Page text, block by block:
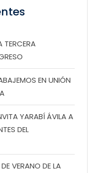
TERCERA
EN UNIÓN
YARABÍ ÁVILA A
DEL
VERANO DE LA